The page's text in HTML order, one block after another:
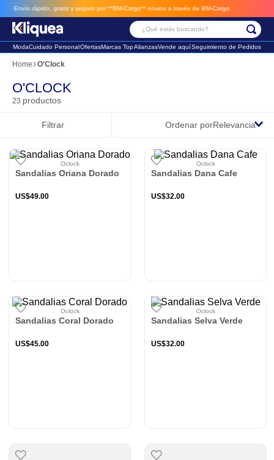
rápido, gratis y seguro por **BM-Cargo** envios a través de BM-Cargo
¿Qué estás buscando?
ModaCuidado PersonalOfertasMarcas TopAlianzasVende aquíSeguimiento de Pedidos
O'Clock
O'CLOCK
23 productos
Filtrar Ordenar porRelevancia
Oclock
Sandalias Oriana Dorado
US$49.00
Oclock
Sandalias Dana Cafe
US$32.00
Oclock
Sandalias Coral Dorado
US$45.00
Oclock
Sandalias Selva Verde
US$32.00
Términos Más Buscados
1. chaleco
2. sandalia
futbol